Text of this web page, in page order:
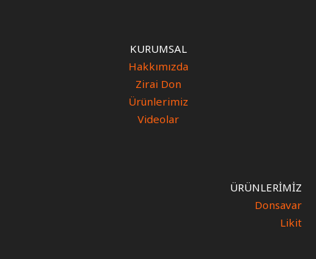
KURUMSAL
Hakkımızda
Zirai Don
Ürünlerimiz
Videolar
ÜRÜNLERİMİZ
Donsavar
Likit